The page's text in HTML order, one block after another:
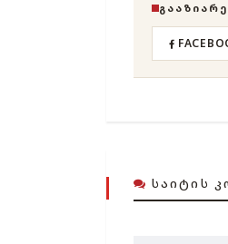
ᲡᲐᲘᲢᲘᲡ